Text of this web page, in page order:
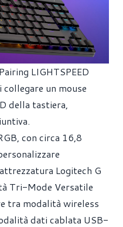
LIGHTSPEED
un mouse
della tastiera,
con circa 16,8
Logitech G
Tri-Mode Versatile
tra modalità wireless
dati cablata USB-